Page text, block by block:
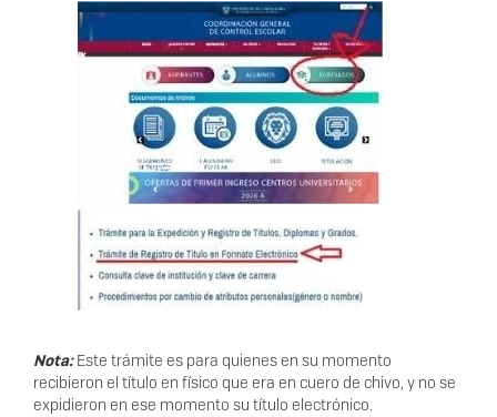
Nota:Este trámite es para quienes en su momento
recibieron el título en físico que era en cuero de chivo, y no se
expidieron en ese momento su título electrónico.